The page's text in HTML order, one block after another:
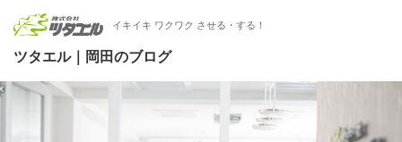
イキイキ ワクワク させる・する！
ツタエル｜岡田のブログ